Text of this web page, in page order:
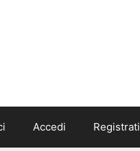
Accedi Registrati